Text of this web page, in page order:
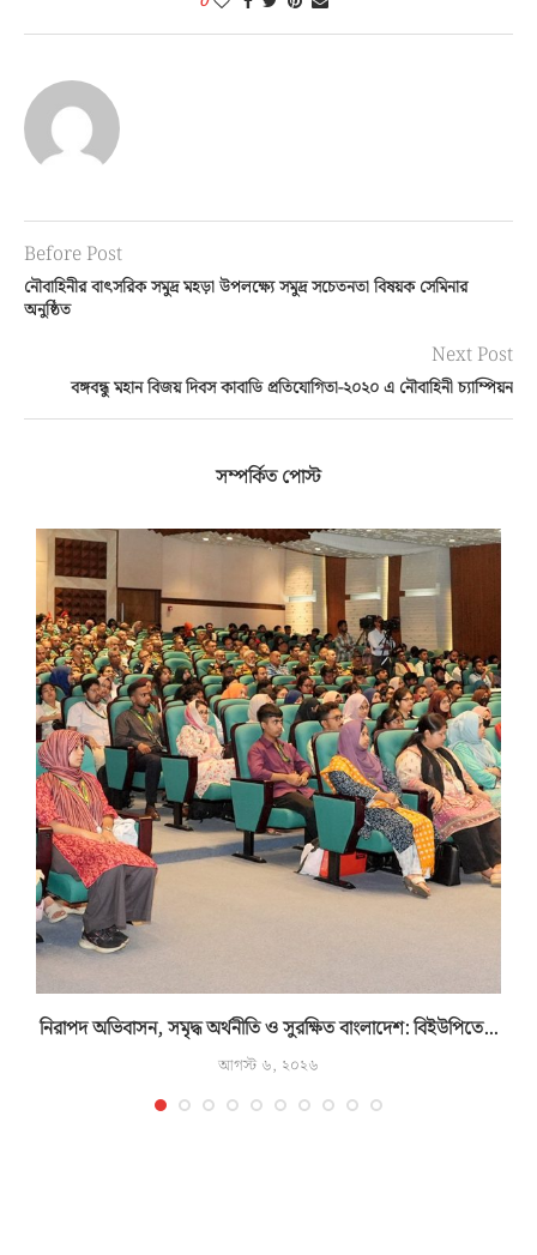
Before Post
নৌবাহিনীর বাৎসরিক সমুদ্র মহড়া উপলক্ষ্যে সমুদ্র সচেতনতা বিষয়ক সেমিনার
অনুষ্ঠিত
Next Post
বঙ্গবন্ধু মহান বিজয় দিবস কাবাডি প্রতিযোগিতা-২০২০ এ নৌবাহিনী চ্যাম্পিয়ন
সম্পর্কিত পোস্ট
নিরাপদ অভিবাসন, সমৃদ্ধ অর্থনীতি ও সুরক্ষিত বাংলাদেশ: বিইউপিতে...
আগস্ট ৬, ২০২৬